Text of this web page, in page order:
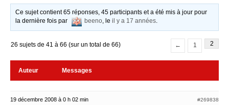
Ce sujet contient 65 réponses, 45 participants et a été mis à jour pour
la dernière fois par
beeno, leil y a 17 années.
26 sujets de 41 à 66 (sur un total de 66) ← 1 2
Auteur Messages
19 décembre 2008 à 0 h 02 min #269838